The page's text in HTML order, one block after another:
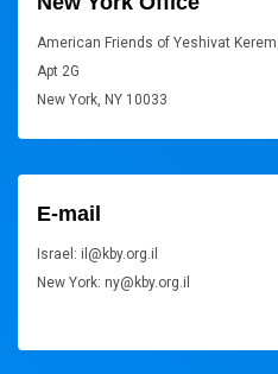
American Friends of Yeshivat
Apt 2G
New York, NY 10033
E-mail
Israel: il@kby.org.il
New York: ny@kby.org.il